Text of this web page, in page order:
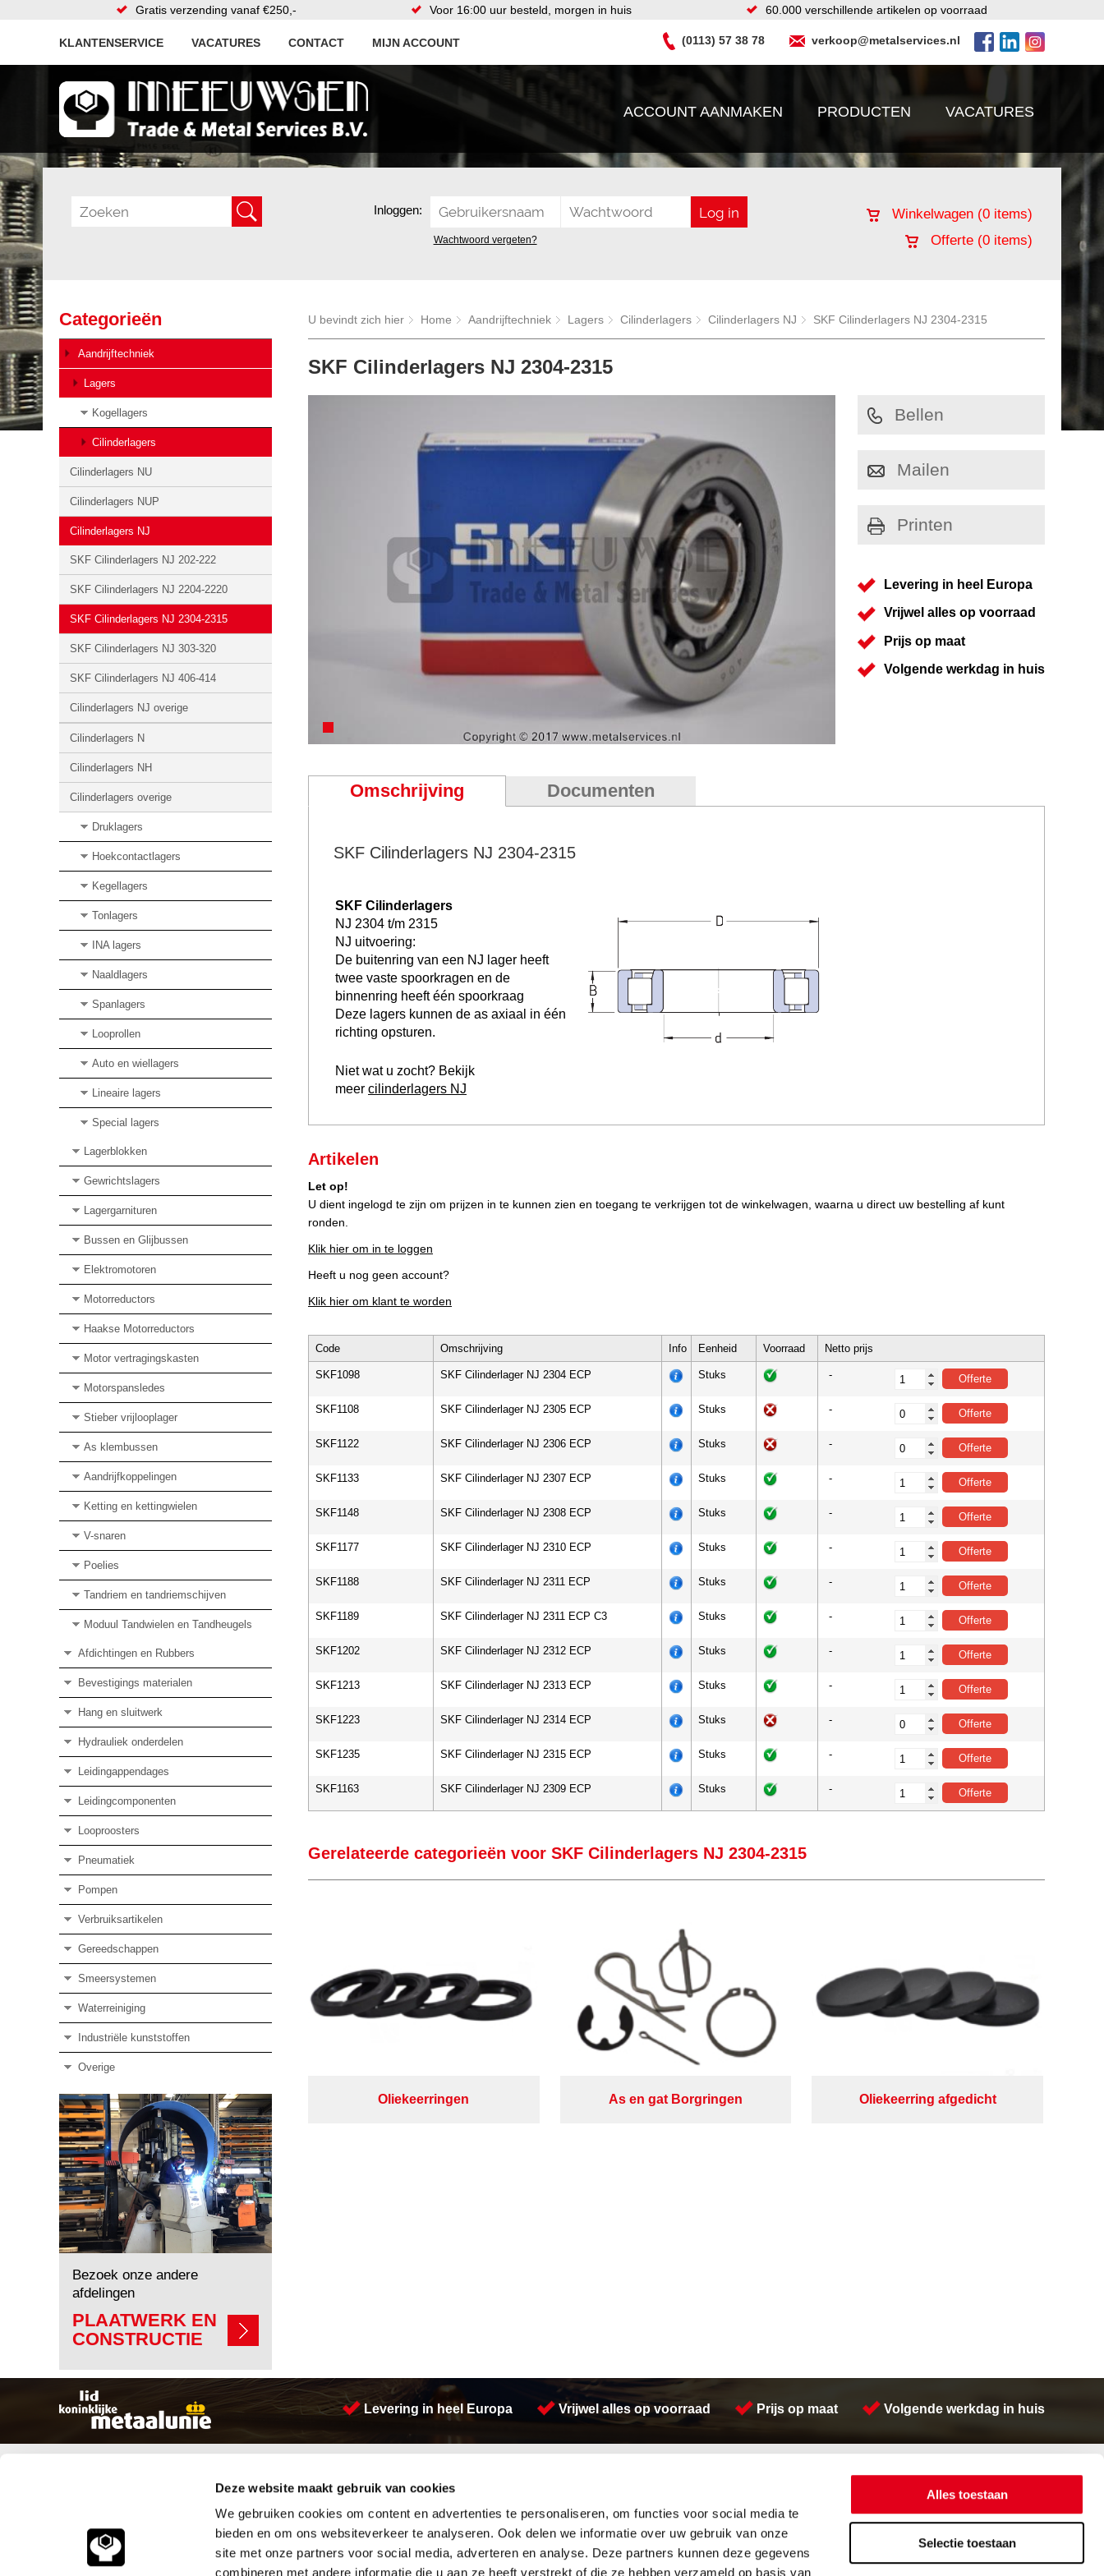
Deze website maakt gebruik van cookies
We gebruiken cookies om content en advertenties te personaliseren, om functies voor social media te
bieden en om ons websiteverkeer te analyseren. Ook delen we informatie over uw gebruik van onze
site met onze partners voor social media, adverteren en analyse. Deze partners kunnen deze gegevens
combineren met andere informatie die u aan ze heeft verstrekt of die ze hebben verzameld op basis van
Alles toestaan
Selectie toestaan
Gratis verzending vanaf €250,- Voor 16:00 uur besteld, morgen in huis 60.000 verschillende artikelen op voorraad
KLANTENSERVICE VACATURES CONTACT MIJN ACCOUNT (0113) 57 38 78 verkoop@metalservices.nl
ACCOUNT AANMAKEN PRODUCTEN VACATURES
Inloggen:
Wachtwoord vergeten?
Winkelwagen (0 items)
Offerte (0 items)
Categorieën
Aandrijftechniek
Lagers
Kogellagers
Cilinderlagers
Cilinderlagers NU
Cilinderlagers NUP
Cilinderlagers NJ
SKF Cilinderlagers NJ 202-222
SKF Cilinderlagers NJ 2204-2220
SKF Cilinderlagers NJ 2304-2315
SKF Cilinderlagers NJ 303-320
SKF Cilinderlagers NJ 406-414
Cilinderlagers NJ overige
Cilinderlagers N
Cilinderlagers NH
Cilinderlagers overige
Druklagers
Hoekcontactlagers
Kegellagers
Tonlagers
INA lagers
Naaldlagers
Spanlagers
Looprollen
Auto en wiellagers
Lineaire lagers
Special lagers
Lagerblokken
Gewrichtslagers
Lagergarnituren
Bussen en Glijbussen
Elektromotoren
Motorreductors
Haakse Motorreductors
Motor vertragingskasten
Motorspansledes
Stieber vrijlooplager
As klembussen
Aandrijfkoppelingen
Ketting en kettingwielen
V-snaren
Poelies
Tandriem en tandriemschijven
Moduul Tandwielen en Tandheugels
Afdichtingen en Rubbers
Bevestigings materialen
Hang en sluitwerk
Hydrauliek onderdelen
Leidingappendages
Leidingcomponenten
Looproosters
Pneumatiek
Pompen
Verbruiksartikelen
Gereedschappen
Smeersystemen
Waterreiniging
Industriële kunststoffen
Overige
Bezoek onze andere
afdelingen
PLAATWERK EN
CONSTRUCTIE
U bevindt zich hier Home Aandrijftechniek Lagers Cilinderlagers Cilinderlagers NJ SKF Cilinderlagers NJ 2304-2315
SKF Cilinderlagers NJ 2304-2315
Bellen
Mailen
Printen
Levering in heel Europa
Vrijwel alles op voorraad
Prijs op maat
Volgende werkdag in huis
Omschrijving Documenten
SKF Cilinderlagers NJ 2304-2315
SKF Cilinderlagers
NJ 2304 t/m 2315
NJ uitvoering:
De buitenring van een NJ lager heeft
twee vaste spoorkragen en de
binnenring heeft één spoorkraag
Deze lagers kunnen de as axiaal in één
richting opsturen.
Niet wat u zocht? Bekijk
meer cilinderlagers NJ
Artikelen
Let op!
U dient ingelogd te zijn om prijzen in te kunnen zien en toegang te verkrijgen tot de winkelwagen, waarna u direct uw bestelling af kunt
ronden.
Klik hier om in te loggen
Heeft u nog geen account?
Klik hier om klant te worden
Code Omschrijving Info Eenheid Voorraad Netto prijs
SKF1098 SKF Cilinderlager NJ 2304 ECP Stuks -
SKF1108 SKF Cilinderlager NJ 2305 ECP Stuks -
SKF1122 SKF Cilinderlager NJ 2306 ECP Stuks -
SKF1133 SKF Cilinderlager NJ 2307 ECP Stuks -
SKF1148 SKF Cilinderlager NJ 2308 ECP Stuks -
SKF1177 SKF Cilinderlager NJ 2310 ECP Stuks -
SKF1188 SKF Cilinderlager NJ 2311 ECP Stuks -
SKF1189 SKF Cilinderlager NJ 2311 ECP C3 Stuks -
SKF1202 SKF Cilinderlager NJ 2312 ECP Stuks -
SKF1213 SKF Cilinderlager NJ 2313 ECP Stuks -
SKF1223 SKF Cilinderlager NJ 2314 ECP Stuks -
SKF1235 SKF Cilinderlager NJ 2315 ECP Stuks -
SKF1163 SKF Cilinderlager NJ 2309 ECP Stuks -
Gerelateerde categorieën voor SKF Cilinderlagers NJ 2304-2315
Oliekeerringen As en gat Borgringen Oliekeerring afgedicht
Levering in heel Europa Vrijwel alles op voorraad Prijs op maat Volgende werkdag in huis
Klantenservice
Vacatures
Aandrijftechniek
Afdichtingen en Rubbers
Bevestigings materialen
Hang en sluitwerk
Hydrauliek onderdelen
Leidingcomponenten
Looproosters
Pneumatiek
Pompen
Plaatwerk
Verspaning
Hydrauliek
Engineering
Meeuwsen Trade & Metal Services B.V.
Telefoon:
(0113) 57 38 78